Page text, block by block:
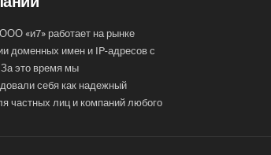
«и7» работает на рынке
доменных имен и IP-адресов с
За это время мы
себя как надежный
частных лиц и компаний любого